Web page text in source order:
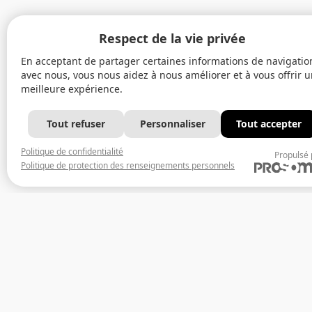
Respect de la vie privée
En acceptant de partager certaines informations de
avec nous, vous nous aidez à nous améliorer et à vous offrir
meilleure expérience.
Tout refuser Personnaliser Tout accepter
Politique de confidentialité
Politique de protection des renseignements personnels
Propulsé